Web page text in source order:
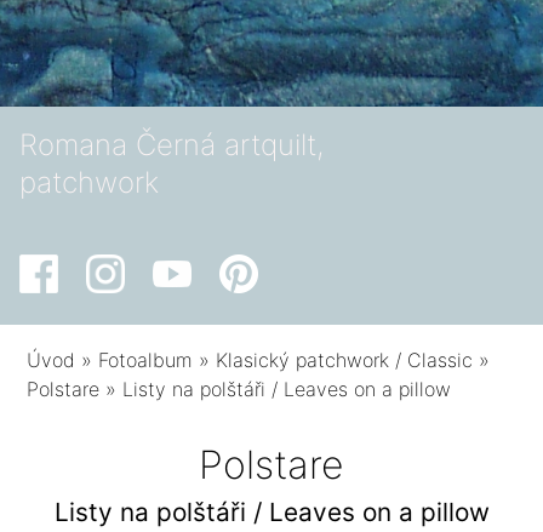
Romana Černá artquilt,
patchwork
Úvod » Fotoalbum » Klasický patchwork / Classic »
Polstare » Listy na polštáři / Leaves on a pillow
Polstare
Listy na polštáři / Leaves on a pillow